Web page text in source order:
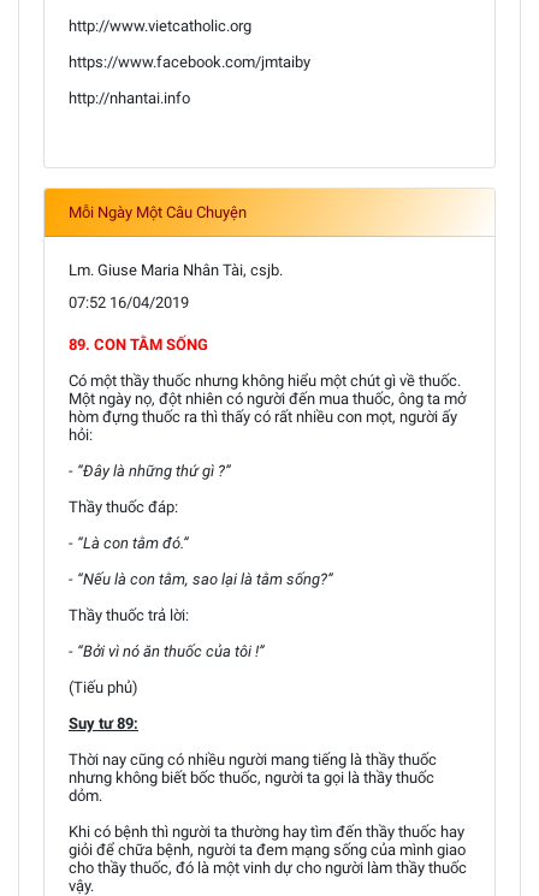
http://www.vietcatholic.org
https://www.facebook.com/jmtaiby
http://nhantai.info
Mỗi Ngày Một Câu Chuyện
Lm. Giuse Maria Nhân Tài, csjb.
07:52 16/04/2019
89. CON TẰM SỐNG
Có một thầy thuốc nhưng không hiểu một chút gì về thuốc.
Một ngày nọ, đột nhiên có người đến mua thuốc, ông ta mở
hòm đựng thuốc ra thì thấy có rất nhiều con mọt, người ấy
hỏi:
- “Đây là những thứ gì ?”
Thầy thuốc đáp:
- “Là con tằm đó.”
- “Nếu là con tằm, sao lại là tằm sống?”
Thầy thuốc trả lời:
- “Bởi vì nó ăn thuốc của tôi !”
(Tiếu phủ)
Suy tư 89:
Thời nay cũng có nhiều người mang tiếng là thầy thuốc
nhưng không biết bốc thuốc, người ta gọi là thầy thuốc
dỏm.
Khi có bệnh thì người ta thường hay tìm đến thầy thuốc hay
giỏi để chữa bệnh, người ta đem mạng sống của mình giao
cho thầy thuốc, đó là một vinh dự cho người làm thầy thuốc
vậy.